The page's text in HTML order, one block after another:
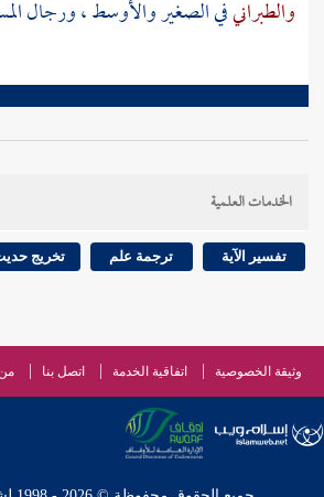
والطبرانيفي الصغير والأوسط ، ورجال
الخدمات العلمية
تفسير الآية ترجمة علم تخريج
وثيقة الخصوصية اتفاقية الخدمة اتصل بنا